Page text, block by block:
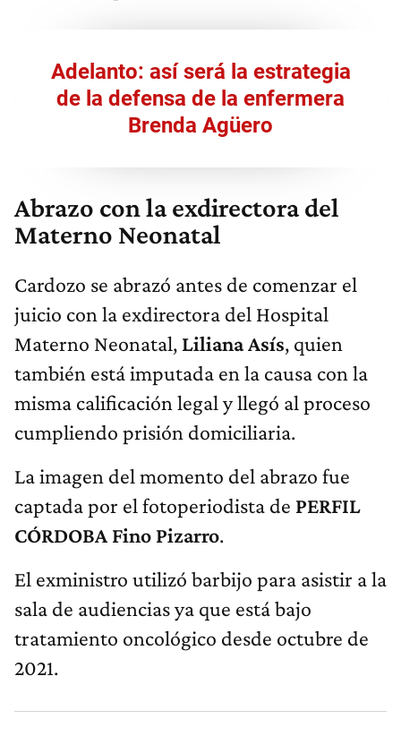
Adelanto: así será la estrategia
de la defensa de la enfermera
Brenda Agüero
Abrazo con la exdirectora del
Materno Neonatal
Cardozo se abrazó antes de comenzar el
juicio con la exdirectora del Hospital
Materno Neonatal, Liliana Asís, quien
también está imputada en la causa con la
misma calificación legal y llegó al proceso
cumpliendo prisión domiciliaria.
La imagen del momento del abrazo fue
captada por el fotoperiodista de PERFIL
CÓRDOBA Fino Pizarro.
El exministro utilizó barbijo para asistir a la
sala de audiencias ya que está bajo
tratamiento oncológico desde octubre de
2021.